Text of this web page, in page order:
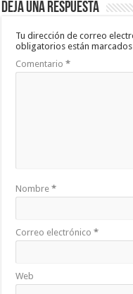
Deja una respuesta
Tu dirección de correo
obligatorios están
Comentario*
Nombre*
Correo electrónico*
Web